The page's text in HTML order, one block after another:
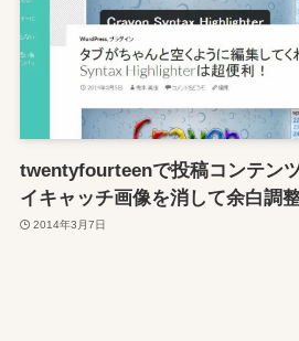
twentyfourteenで投稿コンテン
イキャッチ画像を消して余白調
2014年3月7日